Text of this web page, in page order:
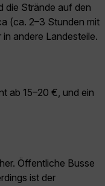
die Strände auf den
(ca. 2–3 Stunden mit
andere Landesteile.
ab 15–20 €, und ein
Öffentliche Busse
ist der